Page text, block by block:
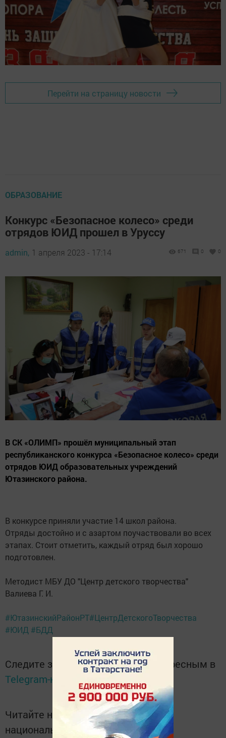
Перейти на страницу новости
ОБРАЗОВАНИЕ
Конкурс «Безопасное колесо» среди
отрядов ЮИД прошел в Уруссу
admin, 1 апреля 2023 - 17:14 671 0 0
В СК «ОЛИМП» прошёл муниципальный этап
республиканского конкурса «Безопасное колесо» среди
отрядов ЮИД образовательных учреждений
Ютазинского района.
В конкурсе приняли участие 14 школ района.
Отряды достойно и с азартом поучаствовали во всех
этапах. Стоит отметить, каждый отряд был хорошо
подготовлен.
Методист МБУ ДО "Центр детского творчества"
Валиева Г. И.
#ЮтазинскийРайонРТ#ЦентрДетскогоТворчества
#ЮИД#БДД
Следите за самым важным и интересным в
Telegram-канале
Читайте новости Татарстана в
национальном мессенджере MАХ: